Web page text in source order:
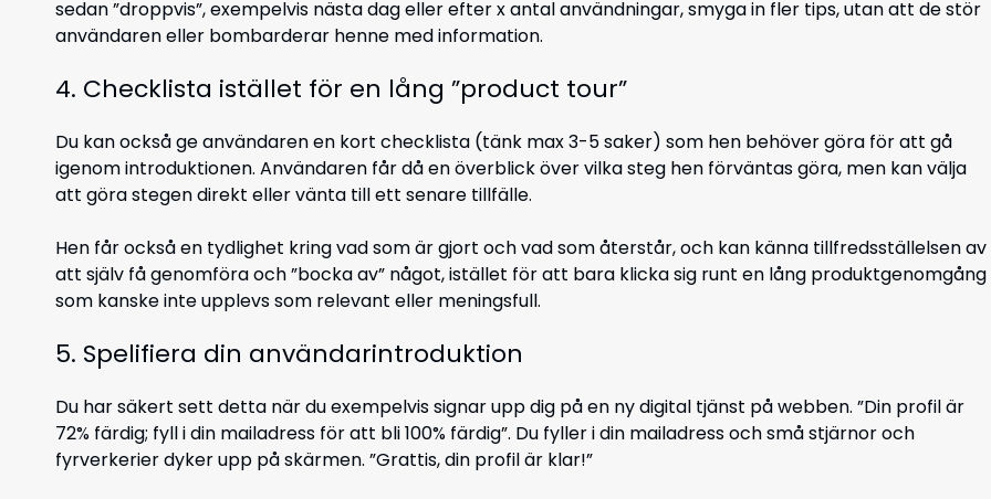
sedan ”droppvis”, exempelvis nästa dag eller efter x antal användningar, smyga in fler tips, utan att de stör
användaren eller bombarderar henne med information.
4. Checklista istället för en lång ”product tour”
Du kan också ge användaren en kort checklista (tänk max 3-5 saker) som hen behöver göra för att gå
igenom introduktionen. Användaren får då en överblick över vilka steg hen förväntas göra, men kan välja
att göra stegen direkt eller vänta till ett senare tillfälle.
Hen får också en tydlighet kring vad som är gjort och vad som återstår, och kan känna tillfredsställelsen av
att själv få genomföra och ”bocka av” något, istället för att bara klicka sig runt en lång produktgenomgång
som kanske inte upplevs som relevant eller meningsfull.
5. Spelifiera din användarintroduktion
Du har säkert sett detta när du exempelvis signar upp dig på en ny digital tjänst på webben. ”Din profil är
72% färdig; fyll i din mailadress för att bli 100% färdig”. Du fyller i din mailadress och små stjärnor och
fyrverkerier dyker upp på skärmen. ”Grattis, din profil är klar!”